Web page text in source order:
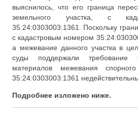
выяснилось, что его граница
земельного участка, с
35:24:0303003:1361. Поскольку
с кадастровым номером
а межевание данного участка в
суды поддержали требование
материалов межевания
35:24:0303003:1361
Подробнее изложено ниже.